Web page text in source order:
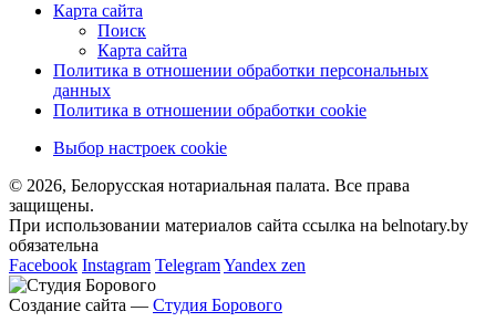
Карта сайта
Поиск
Карта сайта
Политика в отношении обработки персональных
данных
Политика в отношении обработки cookie
Выбор настроек cookie
© 2026, Белорусская нотариальная палата. Все права
защищены.
При использовании материалов сайта ссылка на belnotary.by
обязательна
Facebook Instagram TelegramYandex zen
Создание сайта — Студия Борового